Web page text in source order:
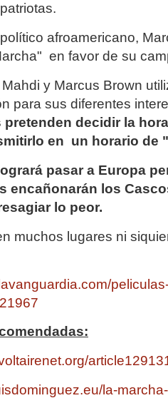
afroamericano,
en favor de su
y Marcus Brown
para sus diferentes
pretenden decidir la
en un horario de
pasar a Europa
encañonarán los
lo peor.
muchos lugares ni
la-